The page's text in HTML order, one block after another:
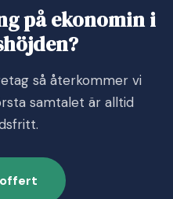
på ekonomin i
så återkommer vi
samtalet är alltid